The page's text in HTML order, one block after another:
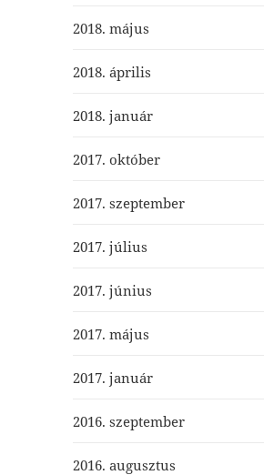
2018. május
2018. április
2018. január
2017. október
2017. szeptember
2017. július
2017. június
2017. május
2017. január
2016. szeptember
2016. augusztus